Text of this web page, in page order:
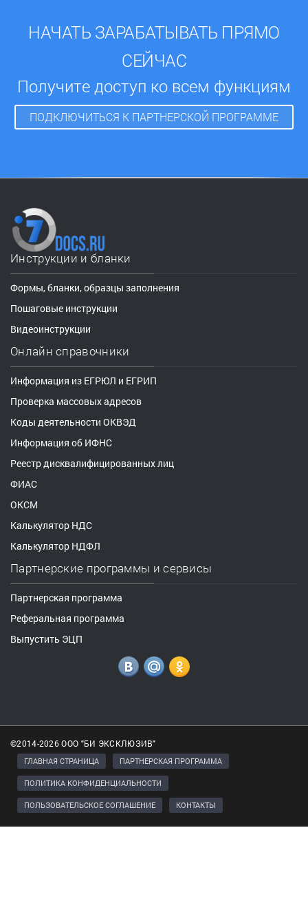
НАЧАТЬ ЗАРАБАТЫВАТЬ ПРЯМО
СЕЙЧАС
Получите доступ ко всем функциям
ПОДКЛЮЧИТЬСЯ К ПАРТНЕРСКОЙ ПРОГРАММЕ
Инструкции и бланки
Формы, бланки, образцы заполнения
Пошаговые инструкции
Видеоинструкции
Онлайн справочники
Информация из ЕГРЮЛ и ЕГРИП
Проверка массовых адресов
Коды деятельности ОКВЭД
Информация об ИФНС
Реестр дисквалифицированных лиц
ФИАС
ОКСМ
Калькулятор НДС
Калькулятор НДФЛ
Партнерские программы и сервисы
Партнерская программа
Реферальная программа
Выпустить ЭЦП
©2014-2026 ООО "БИ ЭКСКЛЮЗИВ"
ГЛАВНАЯ СТРАНИЦА ПАРТНЕРСКАЯ ПРОГРАММА
ПОЛИТИКА КОНФИДЕНЦИАЛЬНОСТИ
ПОЛЬЗОВАТЕЛЬСКОЕ СОГЛАШЕНИЕ КОНТАКТЫ